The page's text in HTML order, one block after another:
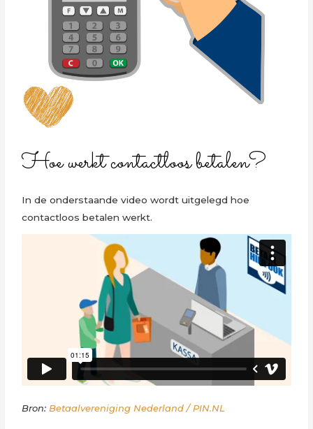
Hoe werkt contactloos betalen?
In de onderstaande video wordt uitgelegd hoe
contactloos betalen werkt.
Bron: Betaalvereniging Nederland / PIN.NL